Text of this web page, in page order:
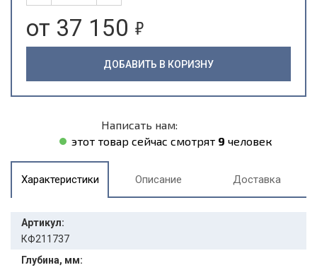
от 37 150 5
ДОБАВИТЬ В КОРИЗНУ
Написать нам:
этот товар сейчас смотрят 9 человек
Характеристики Описание Доставка
Артикул:
КФ211737
Глубина, мм: